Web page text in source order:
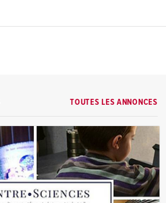
TOUTES LES ANNONCES